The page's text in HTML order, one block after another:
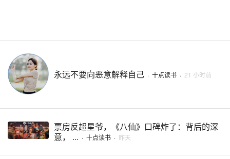
永远不要向恶意解释自己 · 十点读书 · 21 小时前
票房反超星爷，《八仙》口碑炸了：背后的深
意， ... · 十点读书 · 昨天